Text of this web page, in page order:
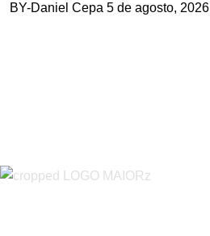
BY-Daniel Cepa 5 de agosto, 2026